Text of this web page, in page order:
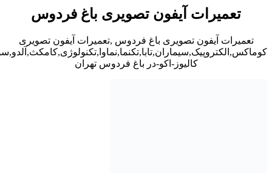
تعمیرات آیفون تصویری باغ فردوس
تعمیرات آیفون تصویری باغ فردوس ,تعمیرات آیفون تصویری
کالیوز-اکو-در باغ فردوس تهران